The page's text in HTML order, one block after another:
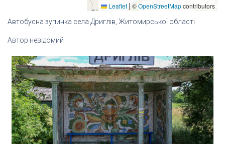
Leaflet |©OpenStreetMapcontributors
Автобусна зупинка села Дриглів, Житомирської області
Автор невідомий